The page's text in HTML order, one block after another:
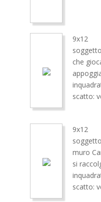
9x12
che
scatto:
9x12
muro
si
scatto: